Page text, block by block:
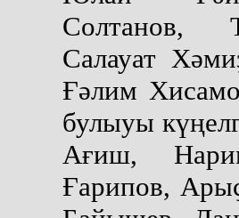
Солтанов,
Салауат
Ғәлим
булыуы
Ағиш,
Ғарипов,